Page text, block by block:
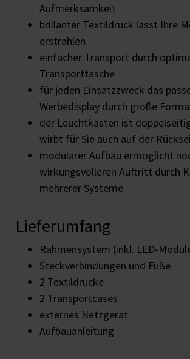
Aufmerksamkeit
brillanter Textildruck lässt Ihre
erstrahlen
einfacher Transport durch
Transporttasche
für jeden Einsatzzweck das
Werbedisplay durch große
der Leuchtkasten ist
wirbt für Sie auch auf der
modularer Aufbau ermöglicht
wirkungsvolleren Auftritt durch
mehrerer Systeme
Lieferumfang
Rahmensystem (inkl. LED-
Steckverbindungen und Füße
2 Textildrucke
2 Transportcases
externes Netzgerät
Aufbauanleitung